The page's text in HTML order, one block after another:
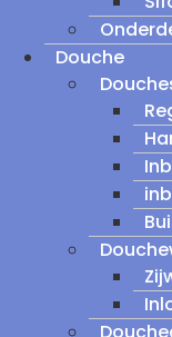
Douche